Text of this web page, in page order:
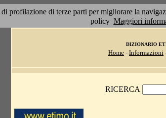
profilazione di terze parti per migliorare la
policy Maggiori
DIZIONARIO
Home - Informazioni
RICERCA